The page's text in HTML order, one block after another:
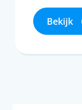
Bekijk